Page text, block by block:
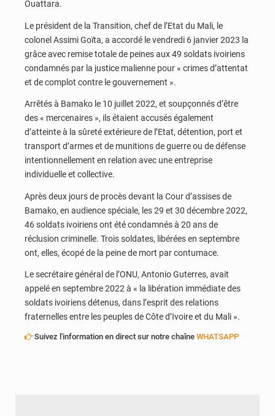
Ouattara.
Le président de la Transition, chef de l’Etat du Mali, le
colonel Assimi Goïta, a accordé le vendredi 6 janvier 2023 la
grâce avec remise totale de peines aux 49 soldats ivoiriens
condamnés par la justice malienne pour « crimes d’attentat
et de complot contre le gouvernement ».
Arrêtés à Bamako le 10 juillet 2022, et soupçonnés d’être
des « mercenaires », ils étaient accusés également
d’atteinte à la sûreté extérieure de l’Etat, détention, port et
transport d’armes et de munitions de guerre ou de défense
intentionnellement en relation avec une entreprise
individuelle et collective.
Après deux jours de procès devant la Cour d’assises de
Bamako, en audience spéciale, les 29 et 30 décembre 2022,
46 soldats ivoiriens ont été condamnés à 20 ans de
réclusion criminelle. Trois soldates, libérées en septembre
ont, elles, écopé de la peine de mort par contumace.
Le secrétaire général de l’ONU, Antonio Guterres, avait
appelé en septembre 2022 à « la libération immédiate des
soldats ivoiriens détenus, dans l’esprit des relations
fraternelles entre les peuples de Côte d’Ivoire et du Mali ».
Suivez l'information en direct sur notre chaîne WHATSAPP